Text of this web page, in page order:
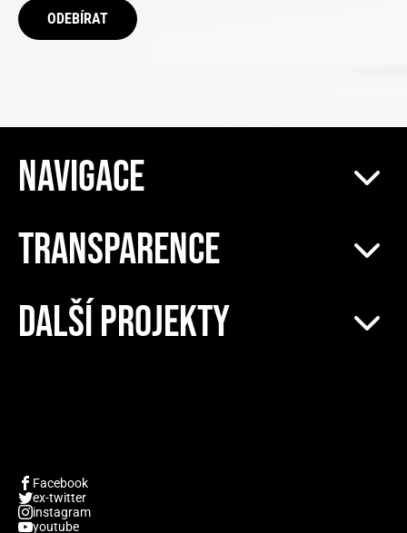
ODEBÍRAT
NAVIGACE
TRANSPARENCE
DALŠÍ PROJEKTY
Facebook
ex-twitter
instagram
youtube